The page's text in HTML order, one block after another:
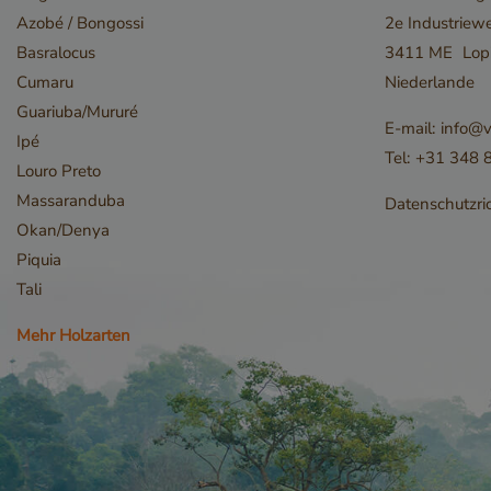
Azobé / Bongossi
Basralocus
Cumaru
Guariuba/Mururé
Ipé
Louro Preto
Massaranduba
Okan/Denya
Piquia
Tali
Mehr Holzarten
2e
3411 ME
Niederlande
E-mail:
Tel: +31 348
Unbedingt
Kontoverwaltung.
Name